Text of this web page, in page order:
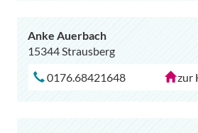
Anke Auerbach
15344 Strausberg
0176.68421648
zur